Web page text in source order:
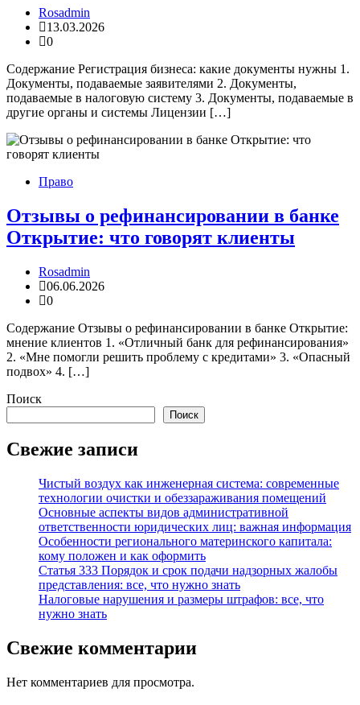
Rosadmin
13.03.2026
0
Содержание Регистрация бизнеса: какие документы нужны 1.
Документы, подаваемые заявителями 2. Документы,
подаваемые в налоговую систему 3. Документы, подаваемые в
другие органы и системы Лицензии […]
Право
Отзывы о рефинансировании в банке
Открытие: что говорят клиенты
Rosadmin
06.06.2026
0
Содержание Отзывы о рефинансировании в банке Открытие:
мнение клиентов 1. «Отличный банк для рефинансирования»
2. «Мне помогли решить проблему с кредитами» 3. «Опасный
подвох» 4. […]
Поиск
Поиск
Свежие записи
Чистый воздух как инженерная система: современные
технологии очистки и обеззараживания помещений
Основные аспекты видов административной
ответственности юридических лиц: важная информация
Особенности регионального материнского капитала:
кому положен и как оформить
Статья 333 Порядок и срок подачи надзорных жалобы
представления: все, что нужно знать
Налоговые нарушения и размеры штрафов: все, что
нужно знать
Свежие комментарии
Нет комментариев для просмотра.